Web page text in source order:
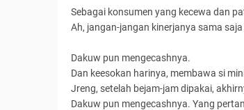
Sebagai konsumen yang kecewa dan
Ah, jangan-jangan kinerjanya sama
Dakuw pun mengecashnya.
Dan keesokan harinya, membawa si
Jreng, setelah bejam-jam dipakai,
Dakuw pun mengecashnya. Yang